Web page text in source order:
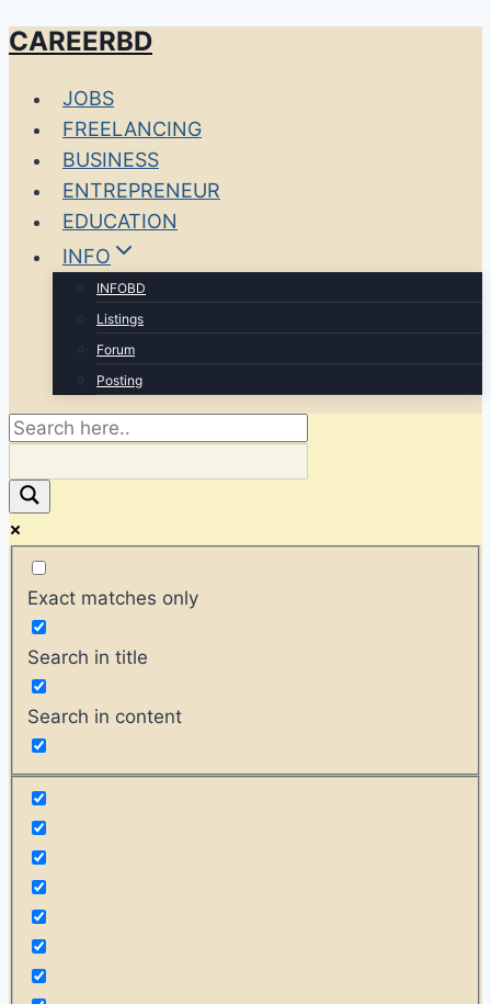
Skip
content
CAREERBD
JOBS
FREELANCING
BUSINESS
ENTREPRENEUR
EDUCATION
INFO
INFOBD
Listings
Forum
Posting
Exact matches only
Search in title
Search in content